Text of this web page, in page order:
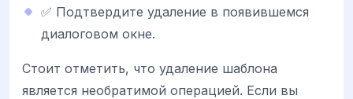
✅ Подтвердите удаление в появившемся
диалоговом окне.
Стоит отметить, что удаление шаблона
является необратимой операцией. Если вы